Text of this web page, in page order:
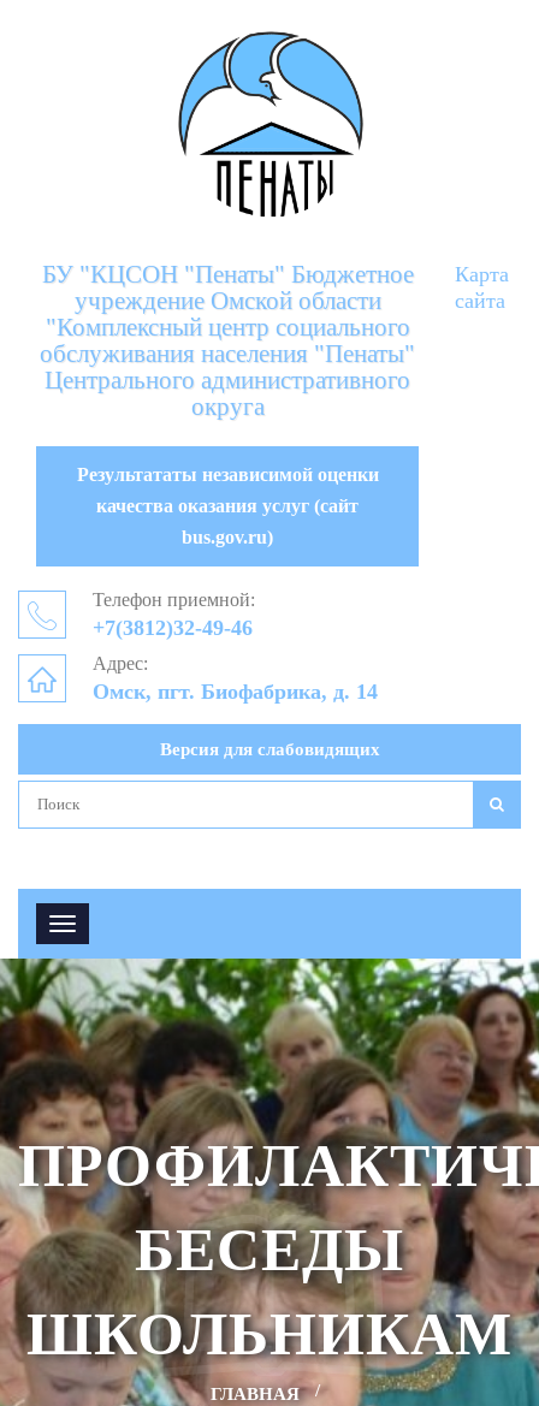
БУ "КЦСОН "Пенаты" Бюджетное
учреждение Омской области
"Комплексный центр социального
обслуживания населения "Пенаты"
Центрального административного
округа
Результататы независимой оценки
качества оказания услуг (сайт
bus.gov.ru)
Карта
сайта
Телефон приемной:
+7(3812)32-49-46
Адрес:
Омск, пгт. Биофабрика, д. 14
Версия для слабовидящих
БЕСЕДЫ
ШКОЛЬНИКАМ
ГЛАВНАЯ